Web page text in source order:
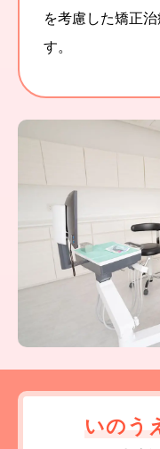
を考慮した矯正
す。
いのう